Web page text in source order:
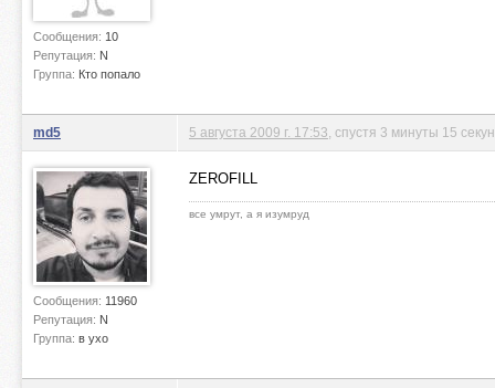
Сообщения: 10
Репутация: N
Группа: Кто попало
md5
Сообщения: 11960
Репутация: N
Группа: в ухо
5 августа 2009 г. 17:53 , спустя 3 минуты 15
ZEROFILL
все умрут, а я изумруд